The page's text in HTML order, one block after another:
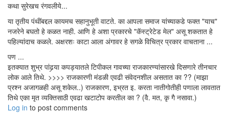
कथा सुरेखच रंगवलीये...
या तृतीय पंथींबद्दल कायमच सहानुभूती वाटते. का आपला समाज यांच्याकडे फक्त "याच"
नजरेने बघतो हे कळत नाही. आणि हे अशा प्रकारचे "कॅस्ट्रेटेड मेल" असू शकतात हे
पहिल्यांदाच कळले. अक्षरशः काटा आला अंगावर हे सगळे विचित्र प्रकार वाचताना ...
पण ...
इतक्यात शुभ्र पांढर्‍या कपड्यातले टिपीकल गावच्या राजकारण्यांसारखे दिसणारे तीनचार
लोक आले तिथे. >>>> राजकारणी मंडळी एवढी संवेदनशील असतात का ?? (माझा
प्रश्न अजागळही असू शकेल..) राजकारण, इभ्रत इ. करता नातीगोतीही पणाला लावतात
तिथे एका मृत व्यक्तिसाठी एवढा खटाटोप करतील का ? (वै. मत, कृ गै नसावा.)
Log in to post comments